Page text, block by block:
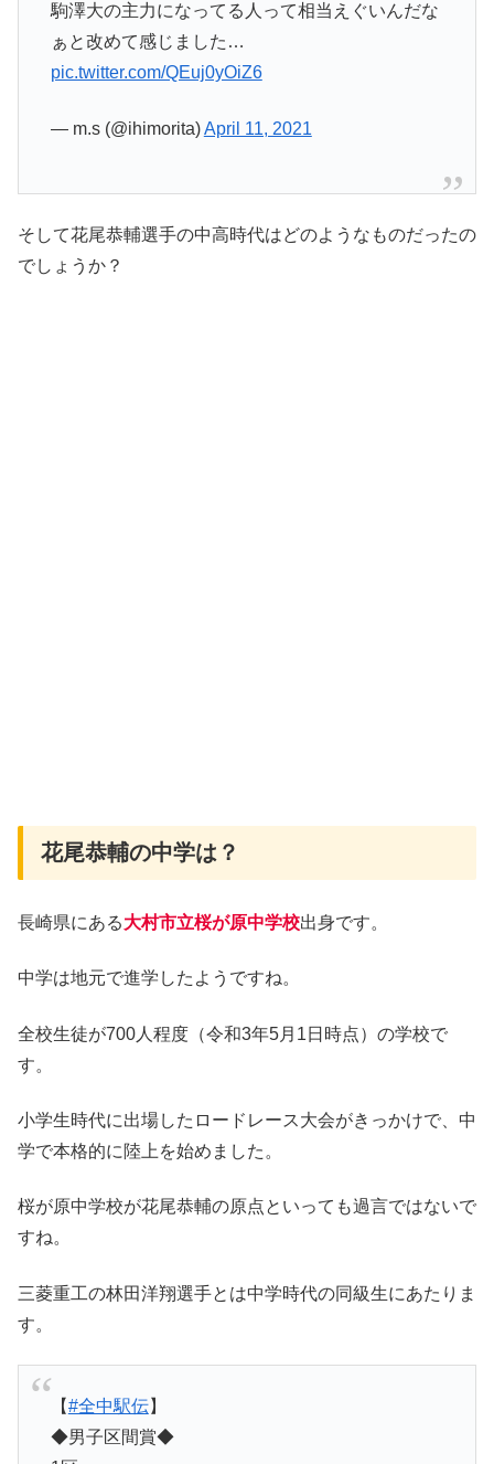
駒澤大の主力になってる人って相当えぐいんだな
ぁと改めて感じました…
pic.twitter.com/QEuj0yOiZ6
— m.s (@ihimorita)April 11, 2021
そして花尾恭輔選手の中高時代はどのようなものだったの
でしょうか？
花尾恭輔の中学は？
長崎県にある大村市立桜が原中学校出身です。
中学は地元で進学したようですね。
全校生徒が700人程度（令和3年5月1日時点）の学校で
す。
小学生時代に出場したロードレース大会がきっかけで、中
学で本格的に陸上を始めました。
桜が原中学校が花尾恭輔の原点といっても過言ではないで
すね。
三菱重工の林田洋翔選手とは中学時代の同級生にあたりま
す。
【#全中駅伝】
◆男子区間賞◆